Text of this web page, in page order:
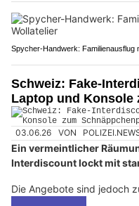
Spycher-Handwerk: Familienausflug
Schweiz: Fake-
Laptop und Konsole
03.06.26 VON
Ein vermeintlicher
Interdiscount lockt mit
Die Angebote sind jedoch